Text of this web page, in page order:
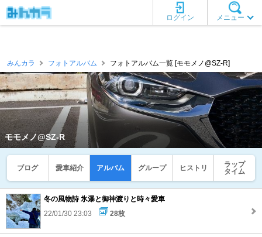
メニュー
ログイン
みんカラ フォトアルバム フォトアルバム一覧 [モモメノ@SZ-R]
モモメノ@SZ-R
ブログ 愛車紹介 アルバム グループ ヒストリ
ラップ
タイム
冬の風物詩 氷瀑と御神渡りと時々愛車
22/01/30 23:03
28枚